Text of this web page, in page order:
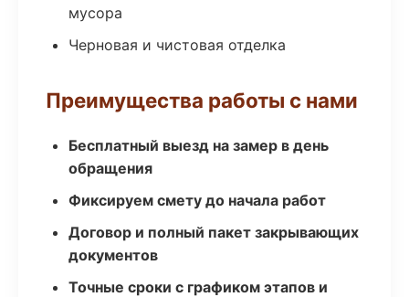
мусора
Черновая и чистовая отделка
Преимущества работы с нами
Бесплатный выезд на замер в день
обращения
Фиксируем смету до начала работ
Договор и полный пакет закрывающих
документов
Точные сроки с графиком этапов и